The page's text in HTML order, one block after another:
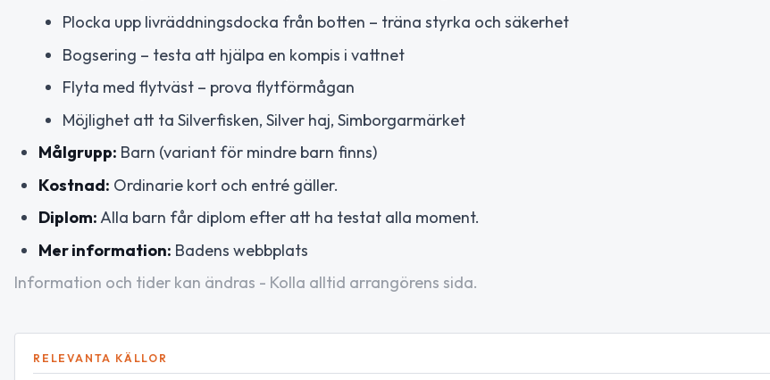
Plocka upp livräddningsdocka från botten – träna styrka och säkerhet
Bogsering – testa att hjälpa en kompis i vattnet
Flyta med flytväst – prova flytförmågan
Möjlighet att ta Silverfisken, Silver haj, Simborgarmärket
Målgrupp: Barn (variant för mindre barn finns)
Kostnad: Ordinarie kort och entré gäller.
Diplom:Alla barn får diplom efter att ha testat alla moment.
Mer information: Badens webbplats
Information och tider kan ändras - Kolla alltid arrangörens sida.
RELEVANTA KÄLLOR